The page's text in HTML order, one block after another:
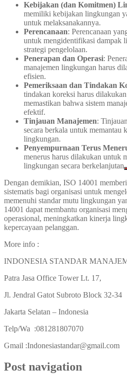
Kebijakan (dan Komitmen)
memiliki kebijakan lingkungan
untuk melaksanakannya.
Perencanaan: Perencanaan
untuk mengidentifikasi dampak
strategi pengelolaan.
Penerapan dan Operasi:
manajemen lingkungan harus
efisien.
Pemeriksaan dan Tindakan
tindakan koreksi harus
memastikan bahwa sistem
efektif.
Tinjauan Manajemen:
secara berkala untuk memantau
lingkungan.
Penyempurnaan Terus
menerus harus dilakukan untuk
lingkungan secara berkelanjutan
Dengan demikian, ISO 14001
sistematis bagi organisasi untuk
memenuhi standar mutu lingkungan
14001 dapat membantu organisasi
operasional, meningkatkan kinerja
kepercayaan pelanggan.
More info :
INDONESIA STANDAR
Patra Jasa Office Tower Lt. 17,
Jl. Jendral Gatot Subroto Block 32-34
Jakarta Selatan – Indonesia
Telp/Wa :081281807070
Gmail :Indonesiastandar@gmail.com
Post navigation